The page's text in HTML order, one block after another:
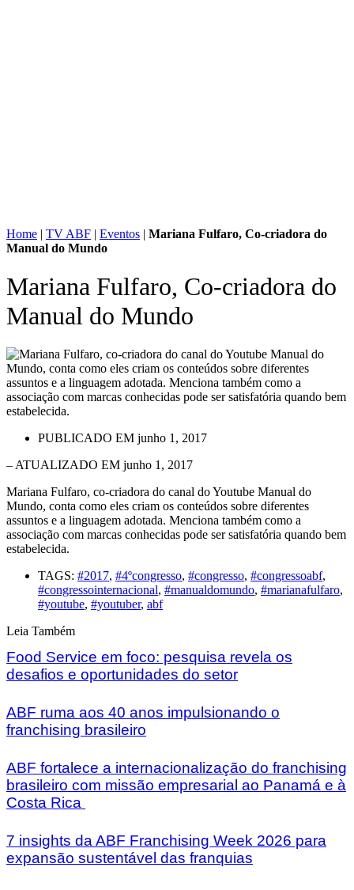
Home | TV ABF | Eventos | Mariana Fulfaro, Co-criadora do
Manual do Mundo
Mariana Fulfaro, Co-criadora do
Manual do Mundo
PUBLICADO EM junho 1, 2017
– ATUALIZADO EM junho 1, 2017
Mariana Fulfaro, co-criadora do canal do Youtube Manual do
Mundo, conta como eles criam os conteúdos sobre diferentes
assuntos e a linguagem adotada. Menciona também como a
associação com marcas conhecidas pode ser satisfatória quando bem
estabelecida.
TAGS: #2017, #4ºcongresso, #congresso, #congressoabf,
#congressointernacional, #manualdomundo, #marianafulfaro,
#youtube, #youtuber, abf
Leia Também
Food Service em foco: pesquisa revela os
desafios e oportunidades do setor
ABF ruma aos 40 anos impulsionando o
franchising brasileiro
ABF fortalece a internacionalização do franchising
brasileiro com missão empresarial ao Panamá e à
Costa Rica
7 insights da ABF Franchising Week 2026 para
expansão sustentável das franquias